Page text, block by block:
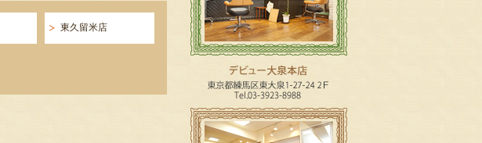
東久留米店